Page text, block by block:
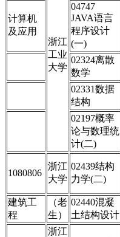
浙江
工业
大学
计算机
及应用
04747
JAVA语言
程序设计
(一)
02324离散
数学
02331数据
结构
02197概率
论与数理统
计(二)
1080806
浙江
大学
02439结构
力学(二)
建筑工
程
（老
生）
02440混凝
土结构设计
浙江